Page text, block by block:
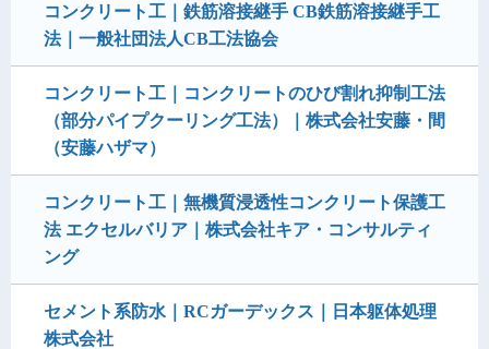
コンクリート工｜鉄筋溶接継手 CB鉄筋溶接継手工
法｜一般社団法人CB工法協会
コンクリート工｜コンクリートのひび割れ抑制工法
（部分パイプクーリング工法）｜株式会社安藤・間
（安藤ハザマ）
コンクリート工｜無機質浸透性コンクリート保護工
法 エクセルバリア｜株式会社キア・コンサルティ
ング
セメント系防水｜RCガーデックス｜日本躯体処理
株式会社